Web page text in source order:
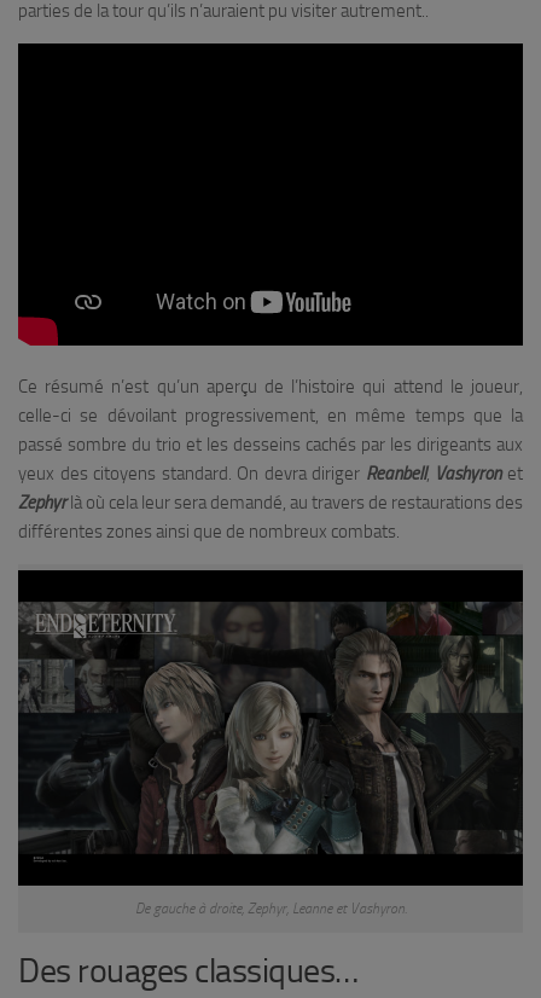
parties de la tour qu’ils n’auraient pu visiter autrement..
Ce résumé n’est qu’un aperçu de l’histoire qui attend le joueur,
celle-ci se dévoilant progressivement, en même temps que la
passé sombre du trio et les desseins cachés par les dirigeants aux
yeux des citoyens standard. On devra diriger Reanbell, Vashyron et
Zephyrlà où cela leur sera demandé, au travers de restaurations des
différentes zones ainsi que de nombreux combats.
De gauche à droite, Zephyr, Leanneet Vashyron.
Des rouages classiques…